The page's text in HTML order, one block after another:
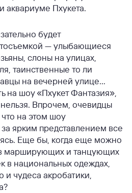
аквариуме Пхукета.
будет
— улыбающиеся
слоны на улицах,
таинственные то ли
на вечерней улице...
на шоу «Пхукет Фантазия»,
Впрочем, очевидцы
на этом шоу
ярким представлением все
Еще бы, когда еще можно
марширующих и танцующих
в национальных одеждах,
чудеса акробатики,